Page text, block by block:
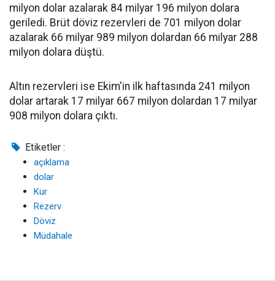
milyon dolar azalarak 84 milyar 196 milyon dolara
geriledi. Brüt döviz rezervleri de 701 milyon dolar
azalarak 66 milyar 989 milyon dolardan 66 milyar 288
milyon dolara düştü.
Altın rezervleri ise Ekim'in ilk haftasında 241 milyon
dolar artarak 17 milyar 667 milyon dolardan 17 milyar
908 milyon dolara çıktı.
Etiketler :
açıklama
dolar
Kur
Rezerv
Döviz
Müdahale